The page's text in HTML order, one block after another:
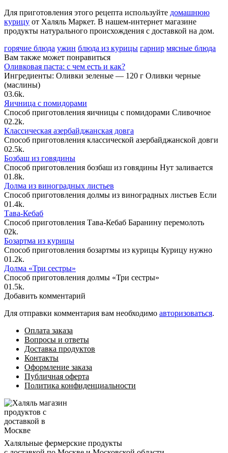
Для приготовления этого рецепта используйте домашнюю
курицу от Халяль Маркет. В нашем-интернет магазине
продукты натурального происхождения с доставкой на дом.
горячие блюда ужин блюда из курицы гарнир мясные блюда
Вам также может понравиться
Оливковая паста: с чем есть и как?
Ингредиенты: Оливки зеленые — 120 г Оливки черные
(маслины)
03.6k.
Яичница с помидорами
Способ приготовления яичницы с помидорами Сливочное
02.2k.
Классическая азербайджанская довга
Способ приготовления классической азербайджанской довги
02.5k.
Бозбаш из говядины
Способ приготовления бозбаш из говядины Нут заливается
01.8k.
Долма из виноградных листьев
Способ приготовления долмы из виноградных листьев Если
01.4k.
Тава-Кебаб
Способ приготовления Тава-Кебаб Баранину перемолоть
02k.
Бозартма из курицы
Способ приготовления бозартмы из курицы Курицу нужно
01.2k.
Долма «Три сестры»
Способ приготовления долмы «Три сестры»
01.5k.
Добавить комментарий
Для отправки комментария вам необходимо авторизоваться.
Оплата заказа
Вопросы и ответы
Доставка продуктов
Контакты
Оформление заказа
Публичная оферта
Политика конфиденциальности
Халяльные фермерские продукты